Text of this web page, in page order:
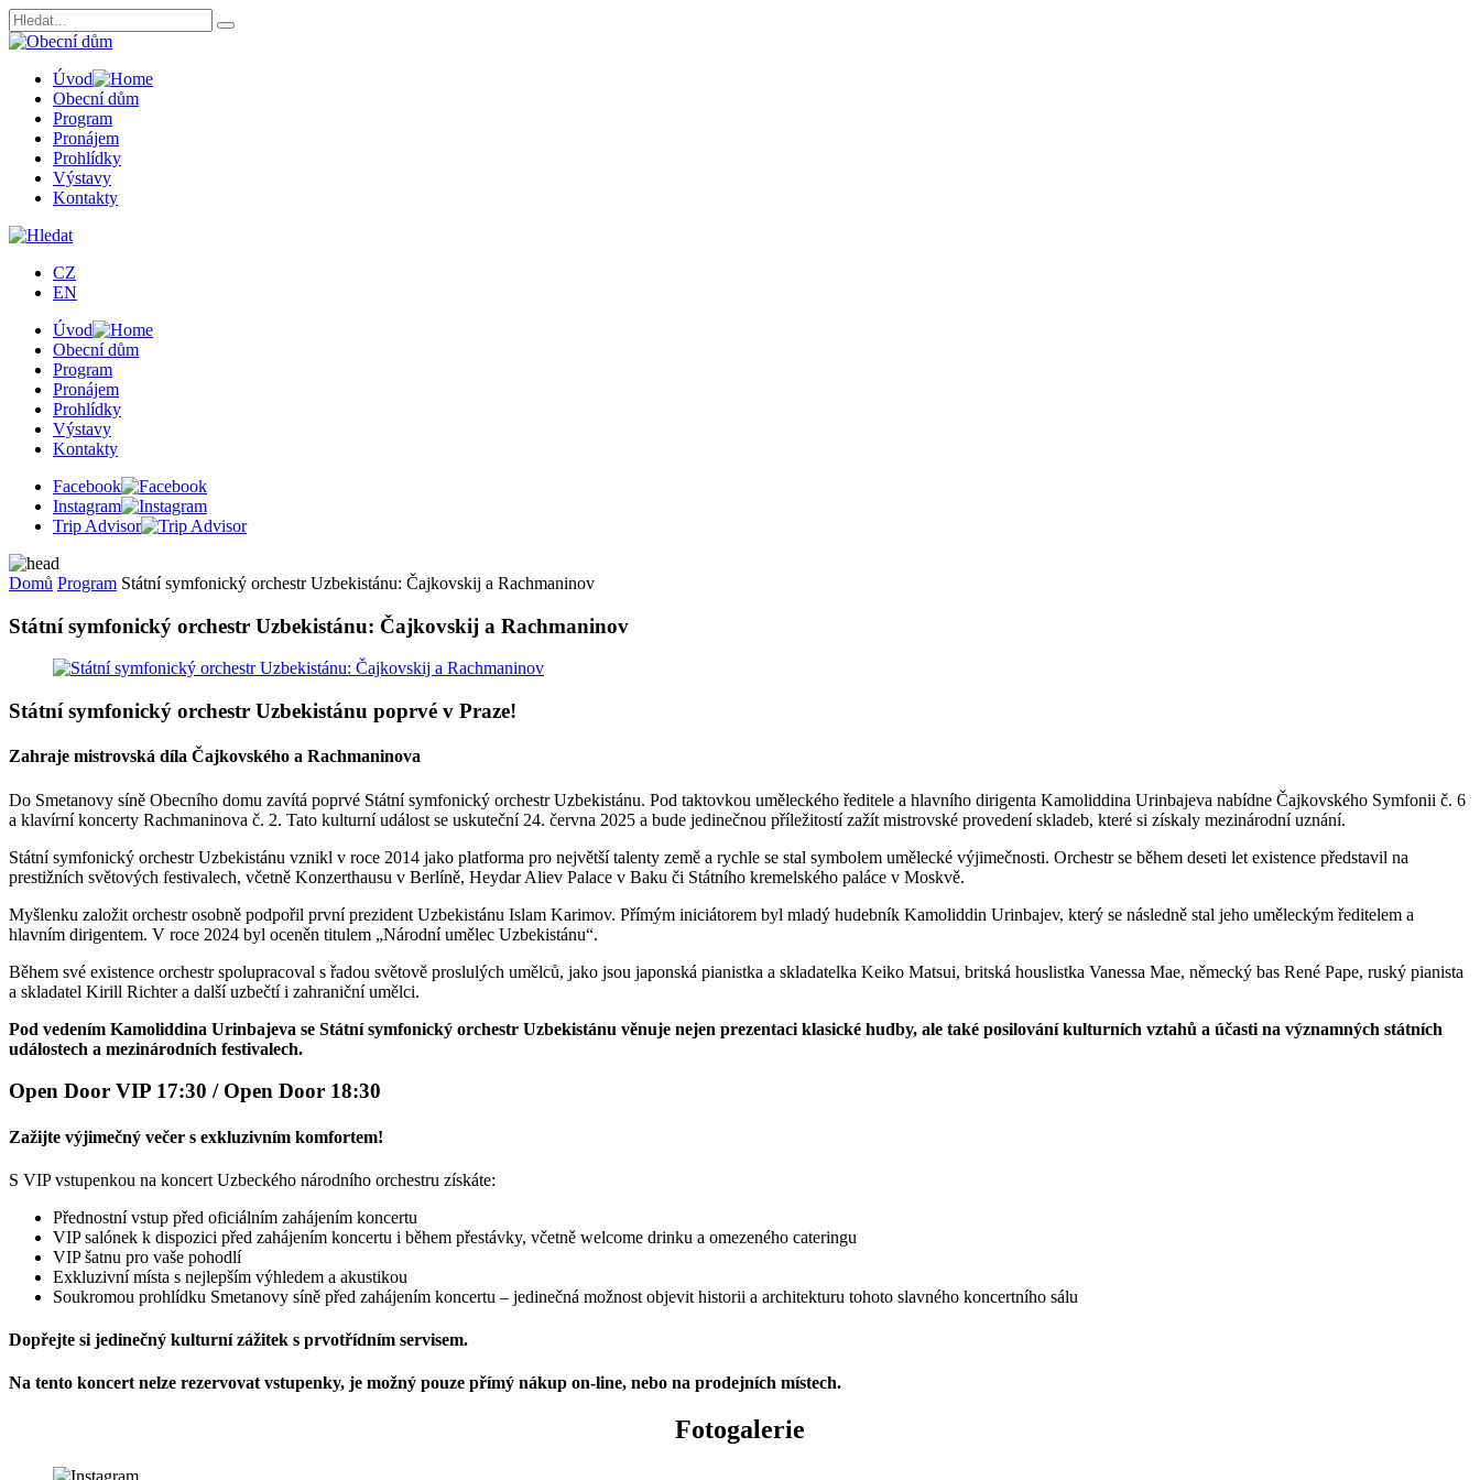
Úvod
Obecní dům
Program
Pronájem
Prohlídky
Výstavy
Kontakty
CZ
EN
Úvod
Obecní dům
Program
Pronájem
Prohlídky
Výstavy
Kontakty
Facebook
Instagram
Trip Advisor
Domů Program Státní symfonický orchestr Uzbekistánu: Čajkovskij a Rachmaninov
Státní symfonický orchestr Uzbekistánu: Čajkovskij a Rachmaninov
Státní symfonický orchestr Uzbekistánu poprvé v Praze!
Zahraje mistrovská díla Čajkovského a Rachmaninova
Do Smetanovy síně Obecního domu zavítá poprvé Státní symfonický orchestr Uzbekistánu. Pod taktovkou uměleckého ředitele a hlavního dirigenta Kamoliddina Urinbajeva nabídne Čajkovského Symfonii č. 6
a klavírní koncerty Rachmaninova č. 2. Tato kulturní událost se uskuteční 24. června 2025 a bude jedinečnou příležitostí zažít mistrovské provedení skladeb, které si získaly mezinárodní uznání.
Státní symfonický orchestr Uzbekistánu vznikl v roce 2014 jako platforma pro největší talenty země a rychle se stal symbolem umělecké výjimečnosti. Orchestr se během deseti let existence představil na
prestižních světových festivalech, včetně Konzerthausu v Berlíně, Heydar Aliev Palace v Baku či Státního kremelského paláce v Moskvě.
Myšlenku založit orchestr osobně podpořil první prezident Uzbekistánu Islam Karimov. Přímým iniciátorem byl mladý hudebník Kamoliddin Urinbajev, který se následně stal jeho uměleckým ředitelem a
hlavním dirigentem. V roce 2024 byl oceněn titulem „Národní umělec Uzbekistánu“.
Během své existence orchestr spolupracoval s řadou světově proslulých umělců, jako jsou japonská pianistka a skladatelka Keiko Matsui, britská houslistka Vanessa Mae, německý bas René Pape, ruský pianista
a skladatel Kirill Richter a další uzbečtí i zahraniční umělci.
Pod vedením Kamoliddina Urinbajeva se Státní symfonický orchestr Uzbekistánu věnuje nejen prezentaci klasické hudby, ale také posilování kulturních vztahů a účasti na významných státních
událostech a mezinárodních festivalech.
Open Door VIP 17:30 / Open Door 18:30
Zažijte výjimečný večer s exkluzivním komfortem!
S VIP vstupenkou na koncert Uzbeckého národního orchestru získáte:
Přednostní vstup před oficiálním zahájením koncertu
VIP salónek k dispozici před zahájením koncertu i během přestávky, včetně welcome drinku a omezeného cateringu
VIP šatnu pro vaše pohodlí
Exkluzivní místa s nejlepším výhledem a akustikou
Soukromou prohlídku Smetanovy síně před zahájením koncertu – jedinečná možnost objevit historii a architekturu tohoto slavného koncertního sálu
Dopřejte si jedinečný kulturní zážitek s prvotřídním servisem.
Na tento koncert nelze rezervovat vstupenky, je možný pouze přímý nákup on-line, nebo na prodejních místech.
Fotogalerie